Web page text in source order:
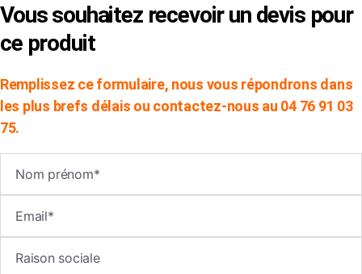
Vous souhaitez recevoir un devis pour
ce produit
Remplissez ce formulaire, nous vous répondrons dans
les plus brefs délais ou contactez-nous au 04 76 91 03
75.